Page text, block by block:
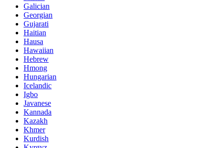
Galician
Georgian
Gujarati
Haitian
Hausa
Hawaiian
Hebrew
Hmong
Hungarian
Icelandic
Igbo
Javanese
Kannada
Kazakh
Khmer
Kurdish